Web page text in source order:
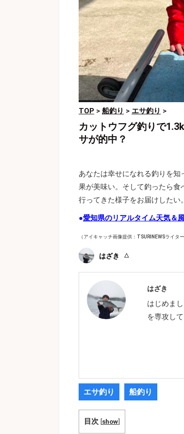
TOP > 船釣り > エサ釣り >
カットウフグ釣りで
サが的中？
あなたは幸せになれる釣りを
果が美味い。そして釣ったら
行ってきた様子をお届けしたい。
●愛知県のリアルタイム天気＆
（アイキャッチ画像提供：TSURINEWSライタ
はざき
はざき
はじめま
を専攻し
エサ釣り 船釣り
目次 [show]